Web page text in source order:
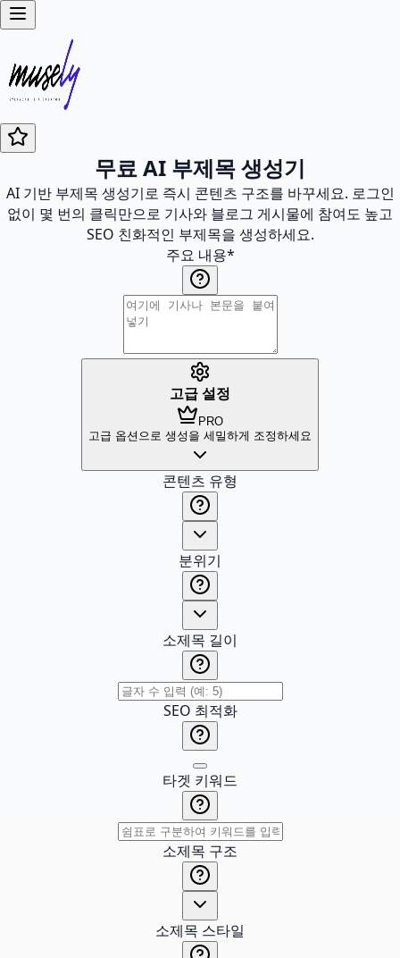
무료 AI 부제목 생성기
AI 기반 부제목 생성기로 즉시 콘텐츠 구조를 바꾸세요. 로그인
없이 몇 번의 클릭만으로 기사와 블로그 게시물에 참여도 높고
SEO 친화적인 부제목을 생성하세요.
주요 내용*
고급 설정
PRO
고급 옵션으로 생성을 세밀하게 조정하세요
콘텐츠 유형
분위기
소제목 길이
SEO 최적화
타겟 키워드
소제목 구조
소제목 스타일